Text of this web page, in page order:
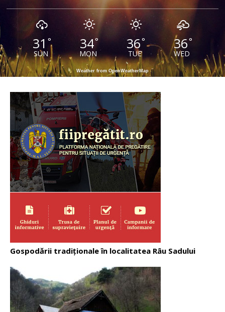
31 °
SUN
34°
MON
36°
TUE
36°
WED
Weather from OpenWeatherMap
Gospodării tradiționale în localitatea Râu Sadului